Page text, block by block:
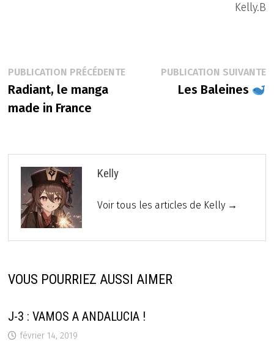
Kelly.B
Navigation
de
PUBLICATION PRÉCÉDENTEPublication
précédente :
Radiant, le manga
made in France
PUBLICATION SUIVANTE
Les Baleines
Kelly
Voir tous les articles de Kelly →
VOUS POURRIEZ AUSSI AIMER
J-3 : VAMOS A ANDALUCIA !
février 14, 2019